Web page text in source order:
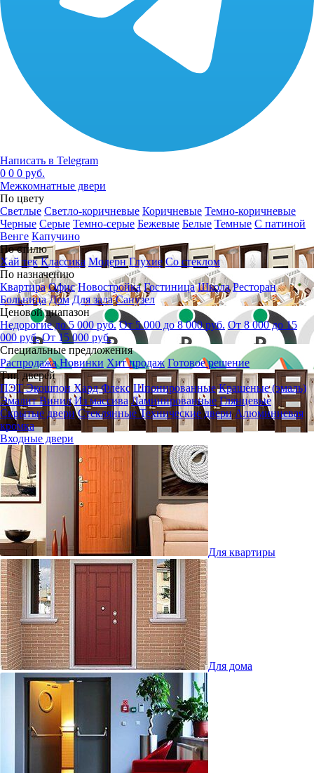
Написать в Telegram
0 0 0 руб.
Межкомнатные двери
По цвету
Светлые Светло-коричневые Коричневые Темно-коричневые
Черные Серые Темно-серые Бежевые Белые Темные С патиной
Венге Капучино
По стилю
Хай тек Классика Модерн Глухие Со стеклом
По назначению
Квартира Офис Новостройка Гостиница Школа Ресторан
Больница Дом Для зала Санузел
Ценовой диапазон
Недорогие до 5 000 руб. От 5 000 до 8 000 руб. От 8 000 до 15
000 руб. От 15 000 руб.
Специальные предложения
Распродажа Новинки Хит продаж Готовое решение
Тип дверей
ПЭТЭкошпон Хард Флекс Шпонированные Крашеные (эмаль)
ЭмалитВинил Из массива Ламинированные Глянцевые
Скрытые двери СтеклянныеТехнические двери Алюминиевая
кромка
Входные двери
Для квартиры
Для дома